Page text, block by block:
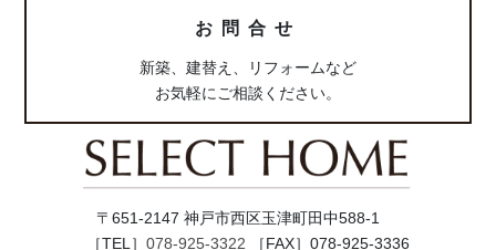
お問合せ
新築、建替え、リフォームなど
お気軽にご相談ください。
〒651-2147 神戸市西区玉津町田中588-1
［TEL］ 078-925-3322 ［FAX］078-925-3336